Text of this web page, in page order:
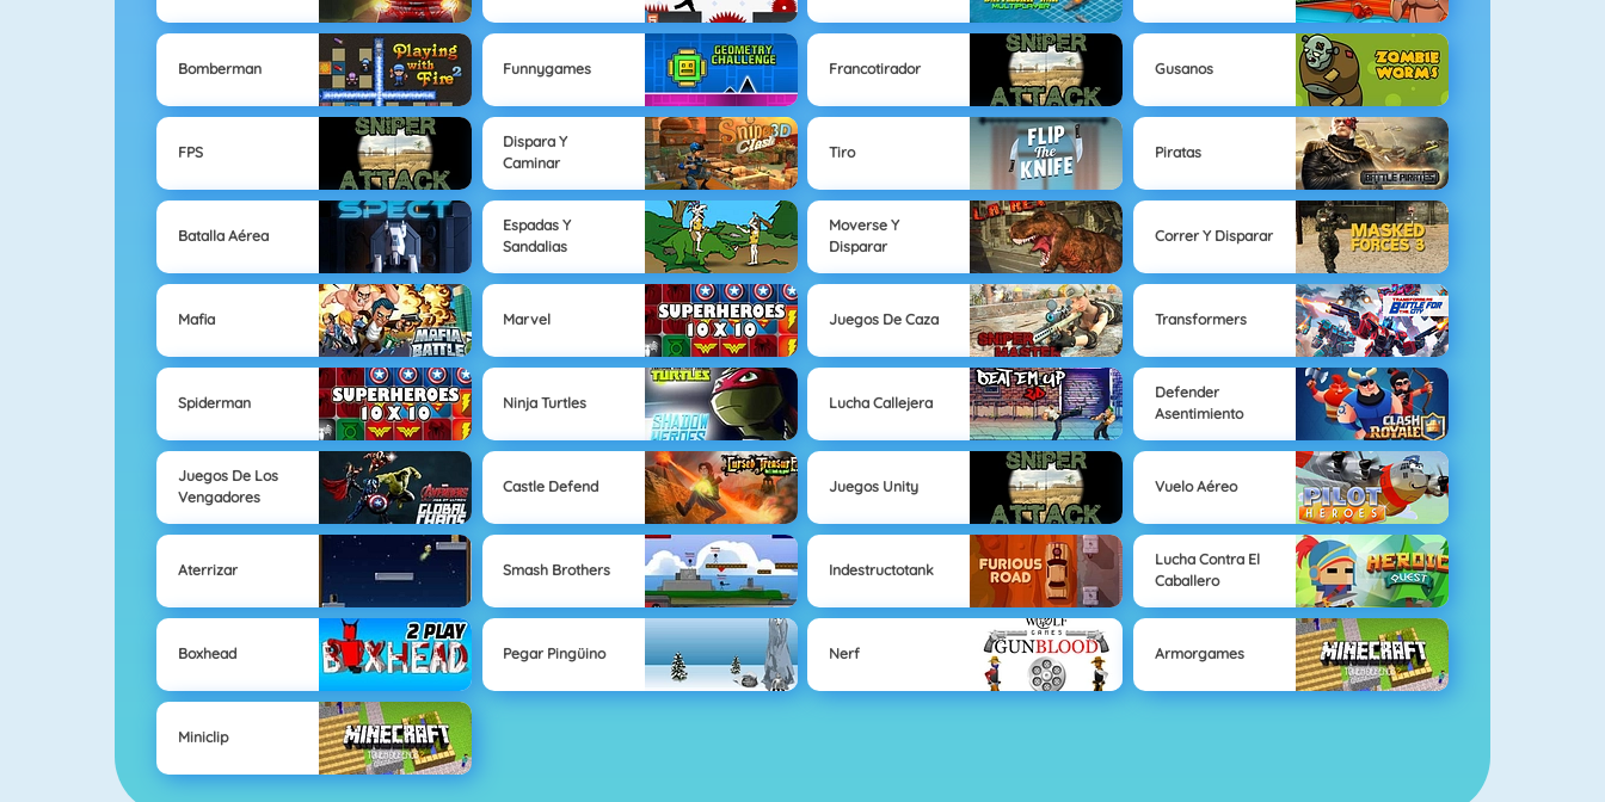
Bomberman Funnygames Francotirador Gusanos
FPS
Dispara Y
Caminar
Tiro Piratas
Batalla Aérea
Espadas Y
Sandalias
Moverse Y
Disparar
Correr Y Disparar
Mafia Marvel Juegos De Caza Transformers
Spiderman Ninja Turtles Lucha Callejera
Defender
Asentimiento
Juegos De Los
Vengadores
Castle Defend Juegos Unity Vuelo Aéreo
Aterrizar Smash Brothers Indestructotank
Lucha Contra El
Caballero
Boxhead Pegar Pingüino Nerf Armorgames
Miniclip